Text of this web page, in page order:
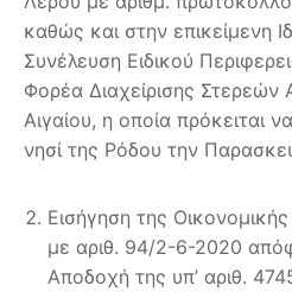
καθώς και στην επικείμενη
Συνέλευση Ειδικού
Φορέα Διαχείρισης
Αιγαίου, η οποία πρόκειται
νησί της Ρόδου την
Εισήγηση της
με αριθ. 94/2-6-2020
Αποδοχή της υπ’ αριθ.